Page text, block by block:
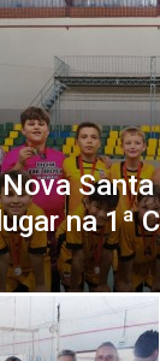
na 1ª